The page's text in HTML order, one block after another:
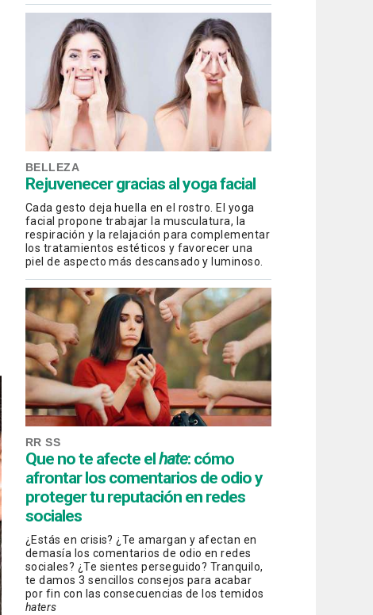
BELLEZA
Rejuvenecer gracias al yoga facial
Cada gesto deja huella en el rostro. El yoga
facial propone trabajar la musculatura, la
respiración y la relajación para complementar
los tratamientos estéticos y favorecer una
piel de aspecto más descansado y luminoso.
RR SS
Que no te afecte el hate: cómo
afrontar los comentarios de odio y
proteger tu reputación en redes
sociales
¿Estás en crisis? ¿Te amargan y afectan en
demasía los comentarios de odio en redes
sociales? ¿Te sientes perseguido? Tranquilo,
te damos 3 sencillos consejos para acabar
por fin con las consecuencias de los temidos
haters